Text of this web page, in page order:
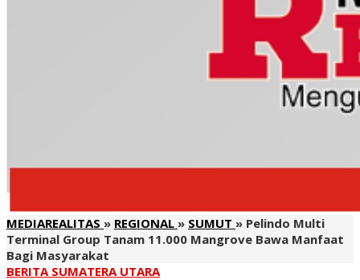
MEDIAREALITAS » REGIONAL » SUMUT » Pelindo Multi
Terminal Group Tanam 11.000 Mangrove Bawa Manfaat
Bagi Masyarakat
BERITA SUMATERA UTARA